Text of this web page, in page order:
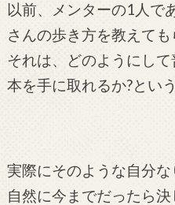
以前、メンターの1人で
さんの歩き方を教えても
それは、どのようにし
本を手に取れるか?とい
実際にそのような自分
自然に今までだったら